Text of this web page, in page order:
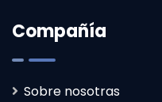
Compañía
Sobre nosotras